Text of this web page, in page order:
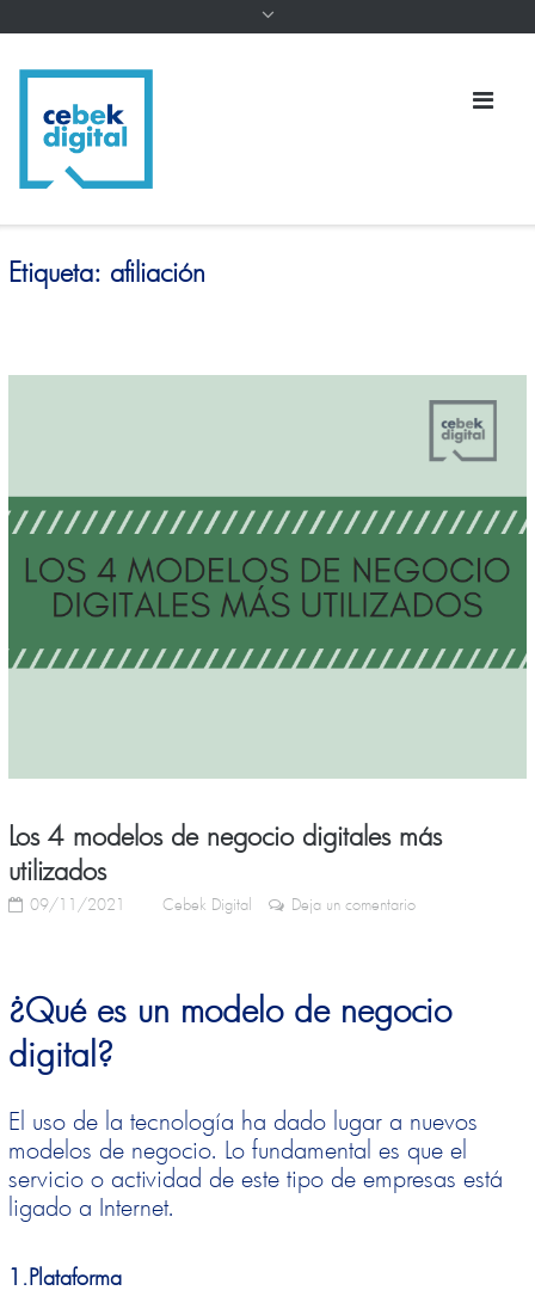
Etiqueta: afiliación
Los 4 modelos de negocio digitales más
utilizados
09/11/2021 Cebek Digital Deja un comentario
¿Qué es un modelo de negocio
digital?
El uso de la tecnología ha dado lugar a nuevos
modelos de negocio. Lo fundamental es que el
servicio o actividad de este tipo de empresas está
ligado a Internet.
1.Plataforma